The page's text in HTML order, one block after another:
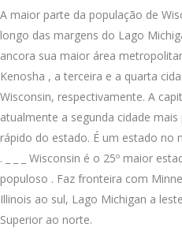
A maior parte da população de
longo das margens do Lago
ancora sua maior área
Kenosha , a terceira e a quarta
Wisconsin, respectivamente. A
atualmente a segunda cidade
rápido do estado. É um estado no
. _ _ _ Wisconsin é o 25º maior
populoso . Faz fronteira com
Illinois ao sul, Lago Michigan a
Superior ao norte.